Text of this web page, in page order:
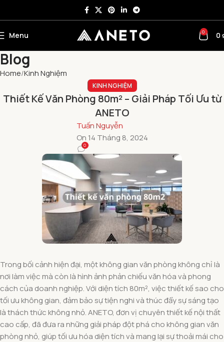
Menu 0 0
Blog
Home Kinh Nghiệm
KINH NGHIỆM
Thiết Kế Văn Phòng 80m² – Giải Pháp Tối Ưu từ
ANETO
Tuấn Nguyễn
On 14 Tháng 8, 2024
0
Trong bối cảnh hiện đại, một không gian văn phòng không chỉ là
nơi làm việc mà còn là hình ảnh phản chiếu văn hóa và phong
cách của doanh nghiệp. Với diện tích 80m², việc thiết kế sao cho
tối ưu không gian, đảm bảo sự tiện nghi và thúc đẩy sự sáng tạo
là thách thức không nhỏ. ANETO, đơn vị chuyên thiết kế nội thất
cao cấp, đã đưa ra những giải pháp đột phá cho không gian văn
phòng nhỏ, giúp tối ưu hóa diện tích và mang lại sự thoải mái cho